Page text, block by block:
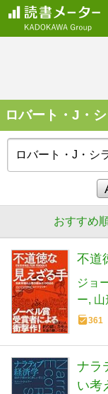
ロバート・J・
おすすめ
不道
ジョ
ー 山
361
ナラ
い考